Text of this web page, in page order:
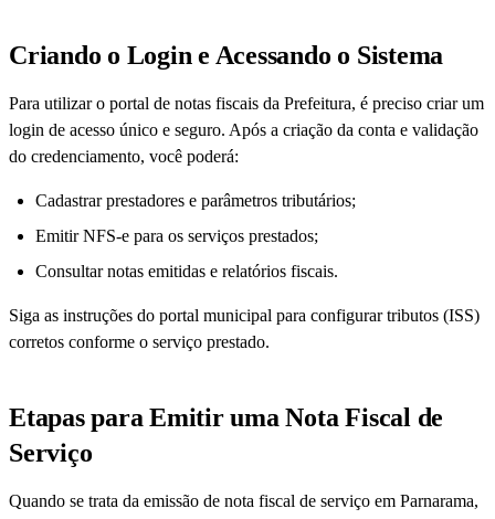
Criando o Login e Acessando o Sistema
Para utilizar o portal de notas fiscais da Prefeitura, é preciso criar um
login de acesso único e seguro. Após a criação da conta e validação
do credenciamento, você poderá:
Cadastrar prestadores e parâmetros tributários;
Emitir NFS-e para os serviços prestados;
Consultar notas emitidas e relatórios fiscais.
Siga as instruções do portal municipal para configurar tributos (ISS)
corretos conforme o serviço prestado.
Etapas para Emitir uma Nota Fiscal de
Serviço
Quando se trata da emissão de nota fiscal de serviço em Parnarama,